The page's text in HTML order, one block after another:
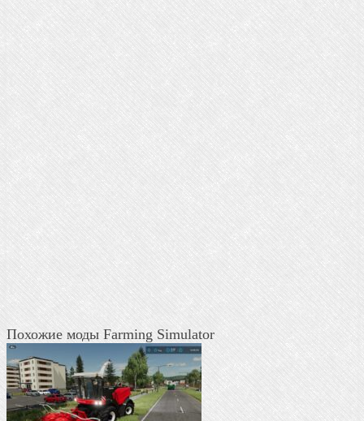
Похожие моды Farming Simulator